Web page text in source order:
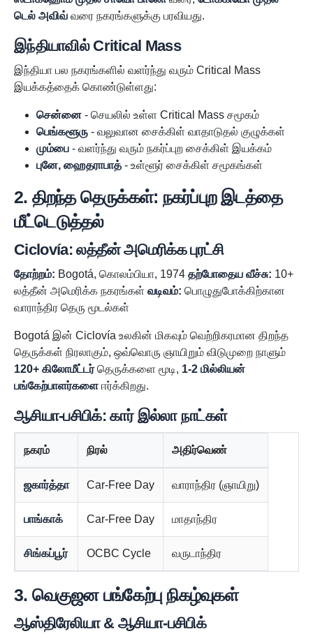
டெல் அவிவ் வரை நகரங்களுக்கு பரவியது.
இந்தியாவில் Critical Mass
இந்தியா பல நகரங்களில் வளர்ந்து வரும் Critical Mass
இயக்கத்தைக் கொண்டுள்ளது:
சென்னை - செயலில் உள்ள Critical Mass சமூகம்
பெங்களூரு - வலுவான சைக்கிள் வாதாடுதல் குழுக்கள்
மும்பை - வளர்ந்து வரும் நகர்ப்புற சைக்கிள் இயக்கம்
புனே, ஹைதராபாத் - உள்ளூர் சைக்கிள் சமூகங்கள்
2. திறந்த தெருக்கள்: நகர்ப்புற இடத்தை
மீட்டெடுத்தல்
Ciclovía: லத்தீன் அமெரிக்க புரட்சி
தோற்றம்: Bogotá, கொலம்பியா, 1974 தற்போதைய வீச்சு: 10+
லத்தீன் அமெரிக்க நகரங்கள் வடிவம்: பொழுதுபோக்கிற்கான
வாராந்திர தெரு மூடல்கள்
Bogotá இன் Ciclovía உலகின் மிகவும் வெற்றிகரமான திறந்த
தெருக்கள் நிரலாகும், ஒவ்வொரு ஞாயிறும் விடுமுறை நாளும்
120+ கிலோமீட்டர்தெருக்களை மூடி, 1-2 மில்லியன்
பங்கேற்பாளர்களை ஈர்க்கிறது.
ஆசியா-பசிபிக்: கார் இல்லா நாட்கள்
நகரம் நிரல் அதிர்வெண்
ஜகார்த்தா Car-Free Day வாராந்திர (ஞாயிறு)
பாங்காக் Car-Free Day மாதாந்திர
சிங்கப்பூர் OCBC Cycle வருடாந்திர
3. வெகுஜன பங்கேற்பு நிகழ்வுகள்
ஆஸ்திரேலியா & ஆசியா-பசிபிக்